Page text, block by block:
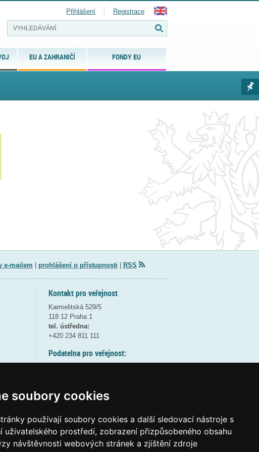
soubory cookies
používají soubory cookies a další sledovací nástroje s
uživatelského prostředí, zobrazení přizpůsobeného obsahu
návštěvnosti webových stránek a zjištění zdroje
EU A ZAHRANIČÍ FONDY EU
Přihlášení Registrace
e-mailem prohlášení o přístupnosti RSS
Kontakt pro veřejnost
Karmelitská 529/5
118 12 Praha 1
tel. ústředna:
+420 234 811 111
Podatelna pro veřejnost:
(více informací
Elektronická podatelna:
posta@msmtgov cz